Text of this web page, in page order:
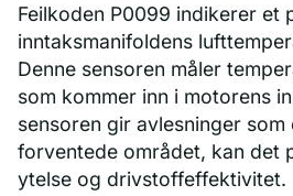
Feilkoden P0099 indikerer et
inntaksmanifoldens
Denne sensoren måler
som kommer inn i motorens
sensoren gir avlesninger
forventede området, kan det
ytelse og drivstoffeffektivitet.